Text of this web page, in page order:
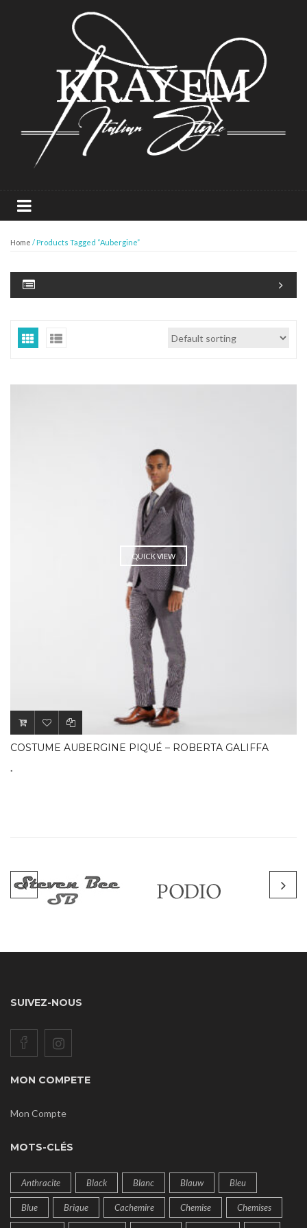
Home / Products Tagged “Aubergine”
QUICK VIEW
COSTUME AUBERGINE PIQUÉ – ROBERTA GALIFFA
.
SUIVEZ-NOUS
MON COMPETE
Mon Compte
MOTS-CLÉS
Anthracite Black Blanc Blauw Bleu
Blue Brique Cachemire Chemise Chemises